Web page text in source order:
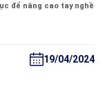
để nâng cao tay nghề
19/04/2024